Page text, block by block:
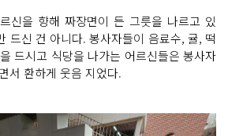
신을 향해 짜장면이 든 그릇을 나르고 있
드신 건 아니다. 봉사자들이 음료수, 귤, 떡
드시고 식당을 나가는 어르신들은 봉사자
서 환하게 웃음 지었다.